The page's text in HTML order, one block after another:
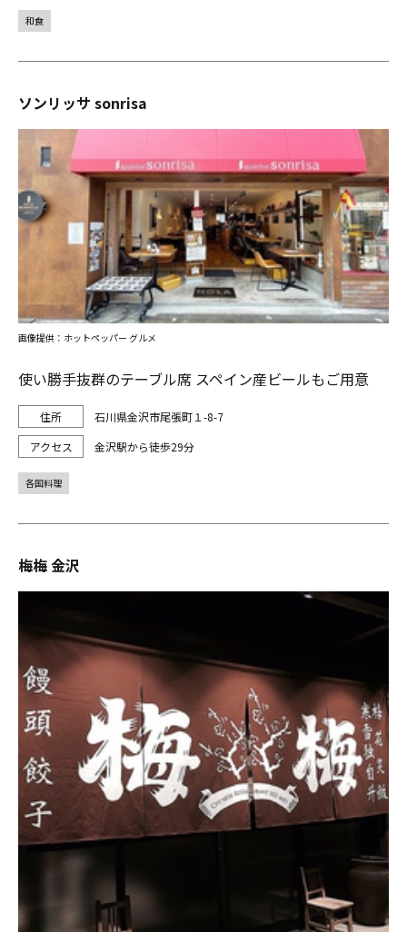
和食
ソンリッサ sonrisa
使い勝手抜群のテーブル席 スペイン産ビールもご用意
石川県金沢市尾張町１-8-7
金沢駅から徒歩29分
画像提供：ホットペッパー グルメ
各国料理
梅梅 金沢